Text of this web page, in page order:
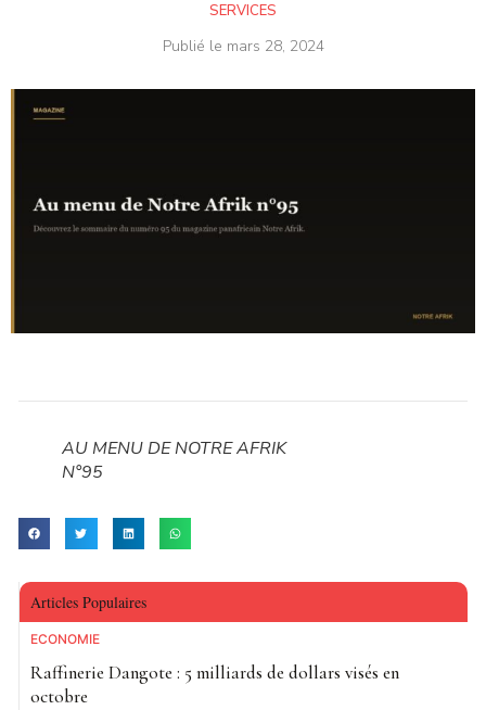
SERVICES
Publié le mars 28, 2024
AU MENU DE NOTRE AFRIK
N°95
Articles Populaires
ECONOMIE
Raffinerie Dangote : 5 milliards de dollars visés en
octobre